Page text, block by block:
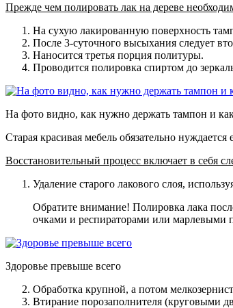
Прежде чем полировать лак на дереве
На сухую лакированную поверхность
После 3-суточного высыхания следует
Наносится третья порция политуры.
Проводится полировка спиртом до
На фото видно, как нужно держать тампон и
Старая красивая мебель обязательно
Восстановительный процесс включает в себя
Удаление старого лакового слоя,
Обратите внимание! Полировка лака
очками и респираторами или марлевыми
Здоровье превыше всего
Обработка крупной, а потом
Втирание порозаполнителя (круговыми